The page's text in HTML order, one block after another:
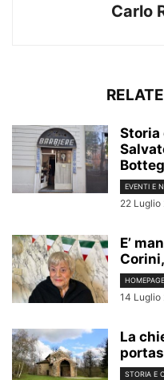
Carlo
Storia
EVENTI E
22 Luglio
E’
HOMEPAGE
14 Luglio
La
STORIA E